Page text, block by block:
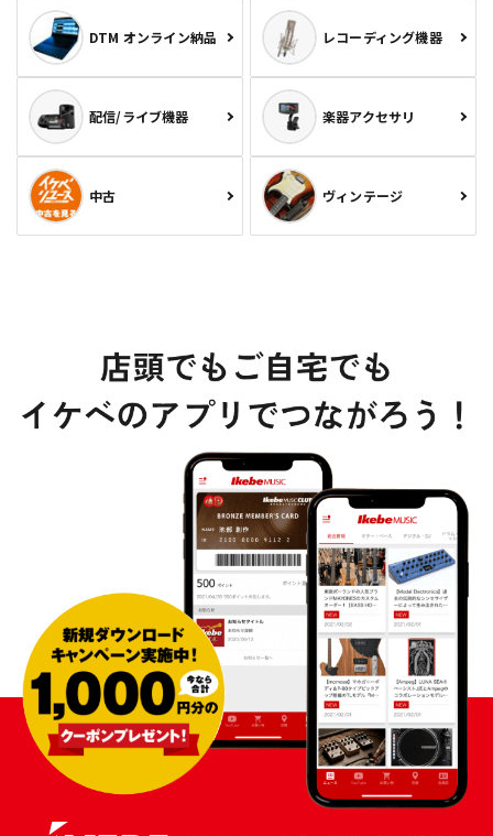
DTM オンライン納品 レコーディング機器
配信/ライブ機器 楽器アクセサリ
中古 ヴィンテージ